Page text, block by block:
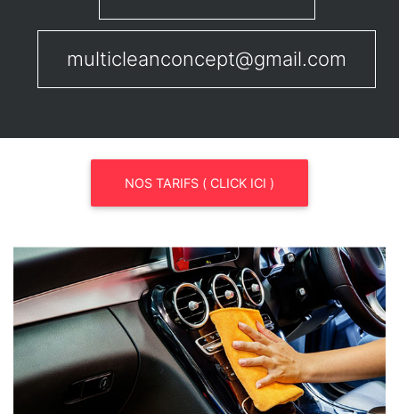
multicleanconcept@gmail.com
NOS TARIFS ( CLICK ICI )